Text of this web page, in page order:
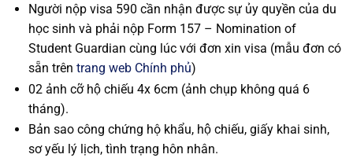
Người nộp visa 590 cần nhận được sự ủy quyền của du
học sinh và phải nộp Form 157 – Nomination of
Student Guardian cùng lúc với đơn xin visa (mẫu đơn có
sẵn trên trang web Chính phủ)
02 ảnh cỡ hộ chiếu 4x 6cm (ảnh chụp không quá 6
tháng).
Bản sao công chứng hộ khẩu, hộ chiếu, giấy khai sinh,
sơ yếu lý lịch, tình trạng hôn nhân.